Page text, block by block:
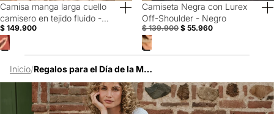
40% Off
Camisa manga larga cuello
camisero en tejido fluido -
Rosa
$ 149.900
60% Off
Camiseta Negra con Lurex
Off-Shoulder - Negro
$ 139.900 $ 55.960
Inicio/ Regalos para el Día de la Mujer 50% OFF